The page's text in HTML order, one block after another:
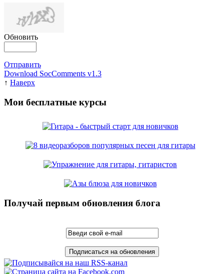
Обновить
Отправить
Download SocComments v1.3
↑ Наверх
Мои бесплатные курсы
Получай первым обновления блога